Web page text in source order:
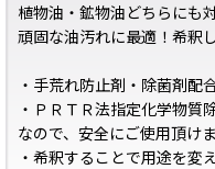
植物油・鉱物油どちらにも
頑固な油汚れに最適！希釈
・手荒れ防止剤・除菌剤配合
・ＰＲＴＲ法指定化学物質
なので、安全にご使用頂けま
・希釈することで用途を変